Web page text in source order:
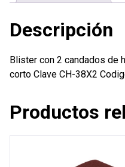
corto
cantidad
Descripción
Blister con 2 candados de
corto Clave CH-38X2
Productos